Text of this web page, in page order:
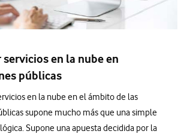
en la nube en
públicas
en la nube en el ámbito de las
supone mucho más que una simple
Supone una apuesta decidida por la